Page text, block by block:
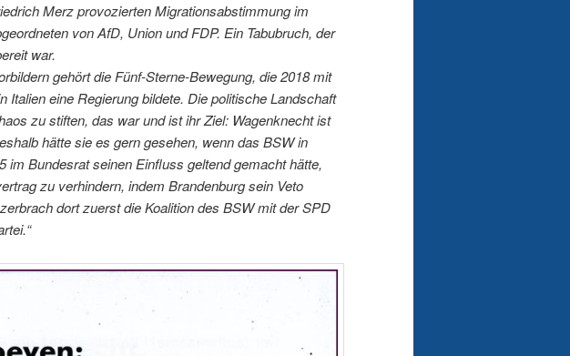
Merz provozierten Migrationsabstimmung im
von AfD, Union und FDP. Ein Tabubruch, der
war.
gehört die Fünf-Sterne-Bewegung, die 2018 mit
Italien eine Regierung bildete. Die politische Landschaft
zu stiften, das war und ist ihr Ziel: Wagenknecht ist
hätte sie es gern gesehen, wenn das BSW in
im Bundesrat seinen Einfluss geltend gemacht hätte,
zu verhindern, indem Brandenburg sein Veto
dort zuerst die Koalition des BSW mit der SPD